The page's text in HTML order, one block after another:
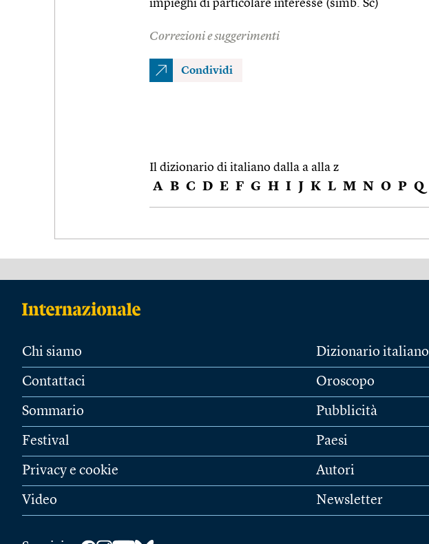
impieghi di particolare interesse (simb. Sc)
Correzioni e suggerimenti
Condividi
Il dizionario di italiano dalla a alla z
A B C D E F G H I J K L M N O P Q
Chi siamo
Contattaci
Sommario
Festival
Privacy e cookie
Video
Dizionario italiano
Oroscopo
Pubblicità
Paesi
Autori
Newsletter